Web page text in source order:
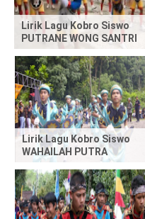
h
i
s
p
o
s
t
Lirik Lagu Kobro Siswo
PUTRANE WONG SANTRI
Lirik Lagu Kobro Siswo
WAHAILAH PUTRA